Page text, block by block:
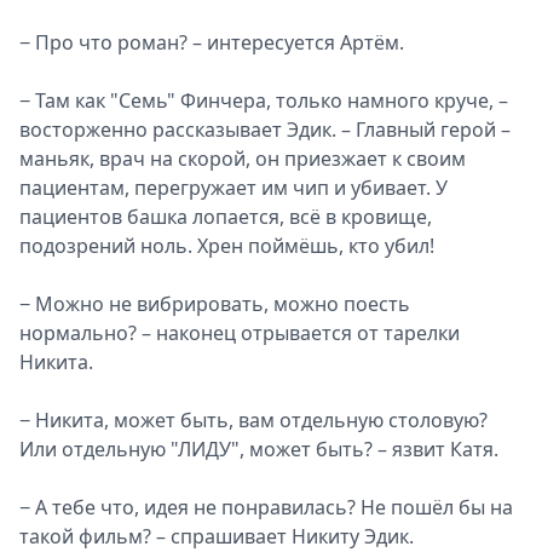
− Про что роман? – интересуется Артём.
− Там как "Семь" Финчера, только намного круче, –
восторженно рассказывает Эдик. – Главный герой –
маньяк, врач на скорой, он приезжает к своим
пациентам, перегружает им чип и убивает. У
пациентов башка лопается, всё в кровище,
подозрений ноль. Хрен поймёшь, кто убил!
− Можно не вибрировать, можно поесть
нормально? – наконец отрывается от тарелки
Никита.
− Никита, может быть, вам отдельную столовую?
Или отдельную "ЛИДУ", может быть? – язвит Катя.
− А тебе что, идея не понравилась? Не пошёл бы на
такой фильм? – спрашивает Никиту Эдик.